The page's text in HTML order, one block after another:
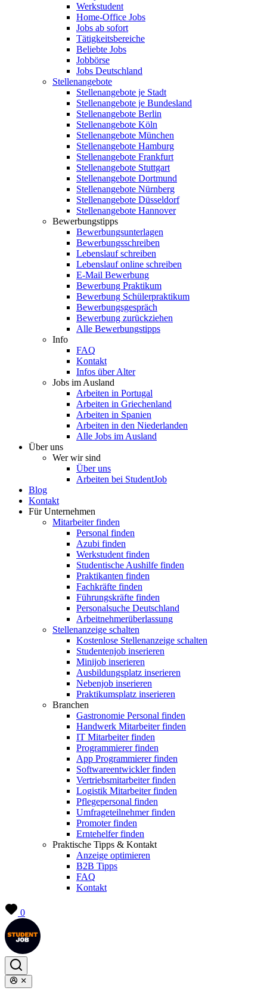
Werkstudent
Home-Office Jobs
Jobs ab sofort
Tätigkeitsbereiche
Beliebte Jobs
Jobbörse
Jobs Deutschland
Stellenangebote
Stellenangebote je Stadt
Stellenangebote je Bundesland
Stellenangebote Berlin
Stellenangebote Köln
Stellenangebote München
Stellenangebote Hamburg
Stellenangebote Frankfurt
Stellenangebote Stuttgart
Stellenangebote Dortmund
Stellenangebote Nürnberg
Stellenangebote Düsseldorf
Stellenangebote Hannover
Bewerbungstipps
Bewerbungsunterlagen
Bewerbungsschreiben
Lebenslauf schreiben
Lebenslauf online schreiben
E-Mail Bewerbung
Bewerbung Praktikum
Bewerbung Schülerpraktikum
Bewerbungsgespräch
Bewerbung zurückziehen
Alle Bewerbungstipps
Info
FAQ
Kontakt
Infos über Alter
Jobs im Ausland
Arbeiten in Portugal
Arbeiten in Griechenland
Arbeiten in Spanien
Arbeiten in den Niederlanden
Alle Jobs im Ausland
Über uns
Wer wir sind
Über uns
Arbeiten bei StudentJob
Blog
Kontakt
Für Unternehmen
Mitarbeiter finden
Personal finden
Azubi finden
Werkstudent finden
Studentische Aushilfe finden
Praktikanten finden
Fachkräfte finden
Führungskräfte finden
Personalsuche Deutschland
Arbeitnehmerüberlassung
Stellenanzeige schalten
Kostenlose Stellenanzeige schalten
Studentenjob inserieren
Minijob inserieren
Ausbildungsplatz inserieren
Nebenjob inserieren
Praktikumsplatz inserieren
Branchen
Gastronomie Personal finden
Handwerk Mitarbeiter finden
IT Mitarbeiter finden
Programmierer finden
App Programmierer finden
Softwareentwickler finden
Vertriebsmitarbeiter finden
Logistik Mitarbeiter finden
Pflegepersonal finden
Umfrageteilnehmer finden
Promoter finden
Erntehelfer finden
Praktische Tipps & Kontakt
Anzeige optimieren
B2B Tipps
FAQ
Kontakt
0